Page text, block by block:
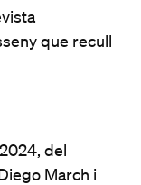
que recull
del
March i